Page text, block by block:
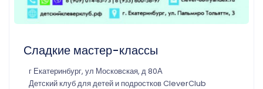
Сладкие мастер-классы
г Екатеринбург, ул Московская, д 80А
Детский клуб для детей и подростков CleverClub